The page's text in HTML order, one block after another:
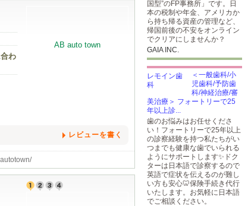
わ
レビューを書く
国型”のFP事務所」です。日
本の税制や年金、アメリカか
ら持ち帰る資産の管理など、
帰国前後の不安をオンライン
でクリアにしませんか？
GAIA INC.
＜一般歯科/小
児歯科/予防歯
科/神経治療/審
美治療＞ フォートリーで25
年以上診...
歯のお悩みはお任せくださ
い！フォートリーで25年以上
の診察経験を持つ私たちがい
つまでも健康な歯でいられる
ようにサポートします✨ドク
ターは日本語で診察するので
英語で症状を伝えるのが難し
い方も安心🦷保険手続き代行
いたします。お気軽に日本語
でご相談ください。